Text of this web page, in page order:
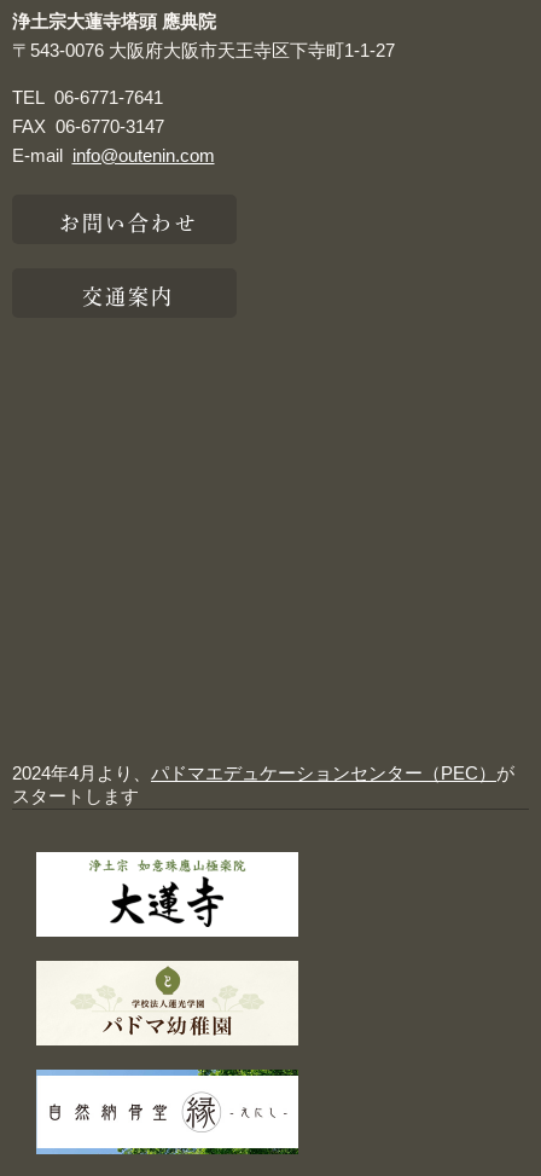
浄土宗大蓮寺塔頭 應典院
〒543-0076 大阪府大阪市天王寺区下寺町1-1-27
TEL 06-6771-7641
FAX 06-6770-3147
E-mail info@outenin.com
お問い合わせ
交通案内
2024年4月より、 パドマエデュケーションセンター（PEC） が
スタートします